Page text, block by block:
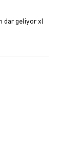
dar geliyor xl